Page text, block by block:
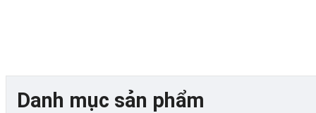
Danh mục sản phẩm